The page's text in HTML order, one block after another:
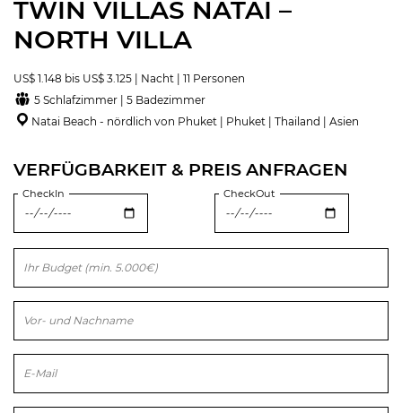
TWIN VILLAS NATAI –
NORTH VILLA
US$ 1.148 bis US$ 3.125 | Nacht | 11 Personen
5 Schlafzimmer | 5 Badezimmer
Natai Beach - nördlich von Phuket | Phuket | Thailand | Asien
VERFÜGBARKEIT & PREIS ANFRAGEN
CheckIn CheckOut
Bitte lasse dieses Feld leer.